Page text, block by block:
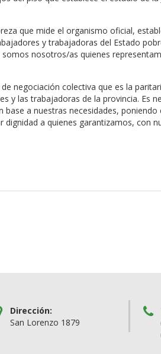
que mide el organismo oficial,
y trabajadoras del Estado
nosotros/as quienes
negociación colectiva que es la
y las trabajadoras de la provincia. Es
a nuestras necesidades, poniendo
a quienes garantizamos, con
Dirección:
San Lorenzo 1879